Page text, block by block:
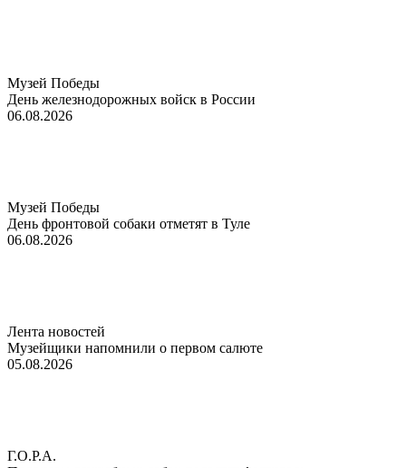
Музей Победы
День железнодорожных войск в России
06.08.2026
Музей Победы
День фронтовой собаки отметят в Туле
06.08.2026
Лента новостей
Музейщики напомнили о первом салюте
05.08.2026
Г.О.Р.А.